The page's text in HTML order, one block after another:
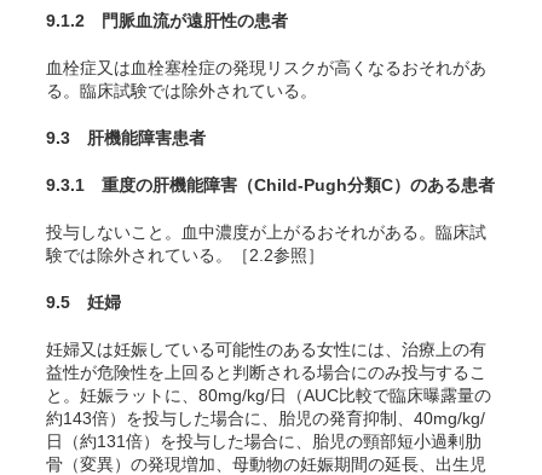
9.1.2 門脈血流が遠肝性の患者
血栓症又は血栓塞栓症の発現リスクが高くなるおそれがあ
る。臨床試験では除外されている。
9.3 肝機能障害患者
9.3.1 重度の肝機能障害（Child-Pugh分類C）のある患者
投与しないこと。血中濃度が上がるおそれがある。臨床試
験では除外されている。［2.2参照］
9.5 妊婦
妊婦又は妊娠している可能性のある女性には、治療上の有
益性が危険性を上回ると判断される場合にのみ投与するこ
と。妊娠ラットに、80mg/kg/日（AUC比較で臨床曝露量の
約143倍）を投与した場合に、胎児の発育抑制、40mg/kg/
日（約131倍）を投与した場合に、胎児の頸部短小過剰肋
骨（変異）の発現増加、母動物の妊娠期間の延長、出生児